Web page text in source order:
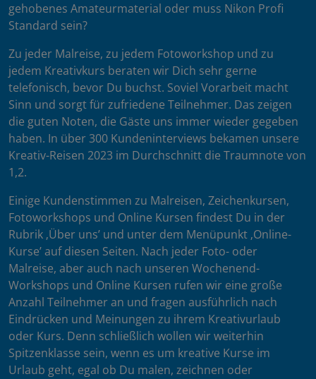
gehobenes Amateurmaterial oder muss Nikon Profi
Standard sein?
Zu jeder Malreise, zu jedem Fotoworkshop und zu
jedem Kreativkurs beraten wir Dich sehr gerne
telefonisch, bevor Du buchst. Soviel Vorarbeit macht
Sinn und sorgt für zufriedene Teilnehmer. Das zeigen
die guten Noten, die Gäste uns immer wieder gegeben
haben. In über 300 Kundeninterviews bekamen unsere
Kreativ-Reisen 2023 im Durchschnitt die Traumnote von
1,2.
Einige Kundenstimmen zu Malreisen, Zeichenkursen,
Fotoworkshops und Online Kursen findest Du in der
Rubrik ‚Über uns’ und unter dem Menüpunkt ‚Online-
Kurse’ auf diesen Seiten. Nach jeder Foto- oder
Malreise, aber auch nach unseren Wochenend-
Workshops und Online Kursen rufen wir eine große
Anzahl Teilnehmer an und fragen ausführlich nach
Eindrücken und Meinungen zu ihrem Kreativurlaub
oder Kurs. Denn schließlich wollen wir weiterhin
Spitzenklasse sein, wenn es um kreative Kurse im
Urlaub geht, egal ob Du malen, zeichnen oder